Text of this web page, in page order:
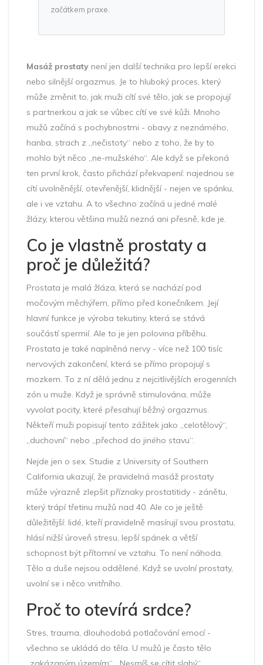
začátkem praxe.
Masáž prostaty není jen další technika pro lepší erekci
nebo silnější orgazmus. Je to hluboký proces, který
může změnit to, jak muži cítí své tělo, jak se propojují
s partnerkou a jak se vůbec cítí ve své kůži. Mnoho
mužů začíná s pochybnostmi - obavy z neznámého,
hanba, strach z „nečistoty“ nebo z toho, že by to
mohlo být něco „ne-mužského“. Ale když se překoná
ten první krok, často přichází překvapení: najednou se
cítí uvolněnější, otevřenější, klidnější - nejen ve spánku,
ale i ve vztahu. A to všechno začíná u jedné malé
žlázy, kterou většina mužů nezná ani přesně, kde je.
Co je vlastně prostaty a
proč je důležitá?
Prostata je malá žláza, která se nachází pod
močovým měchýřem, přímo před konečníkem. Její
hlavní funkce je výroba tekutiny, která se stává
součástí spermií. Ale to je jen polovina příběhu.
Prostata je také naplněná nervy - více než 100 tisíc
nervových zakončení, která se přímo propojují s
mozkem. To z ní dělá jednu z nejcitlivějších erogenních
zón u muže. Když je správně stimulována, může
vyvolat pocity, které přesahují běžný orgazmus.
Někteří muži popisují tento zážitek jako „celotělový“,
„duchovní“ nebo „přechod do jiného stavu“.
Nejde jen o sex. Studie z University of Southern
California ukazují, že pravidelná masáž prostaty
může výrazně zlepšit příznaky prostatitidy - zánětu,
který trápí třetinu mužů nad 40. Ale co je ještě
důležitější: lidé, kteří pravidelně masírují svou prostatu,
hlásí nižší úroveň stresu, lepší spánek a větší
schopnost být přítomní ve vztahu. To není náhoda.
Tělo a duše nejsou oddělené. Když se uvolní prostaty,
uvolní se i něco vnitřního.
Proč to otevírá srdce?
Stres, trauma, dlouhodobá potlačování emocí -
všechno se ukládá do těla. U mužů je často tělo